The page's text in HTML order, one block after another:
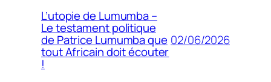
L’utopie de Lumumba –
Le testament politique
de Patrice Lumumba que
tout Africain doit écouter
!
02/06/2026